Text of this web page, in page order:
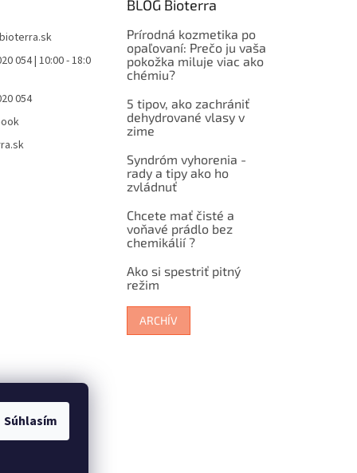
Súhlasím
bioterra.sk
054 | 10:00 - 18:0
054
BLOG Bioterra
Prírodná kozmetika po
opaľovaní: Prečo ju vaša
pokožka miluje viac ako
chémiu?
5 tipov, ako zachrániť
dehydrované vlasy v
zime
Syndróm vyhorenia -
rady a tipy ako ho
zvládnuť
Chcete mať čisté a
voňavé prádlo bez
chemikálií ?
Ako si spestriť pitný
režim
ARCHÍV